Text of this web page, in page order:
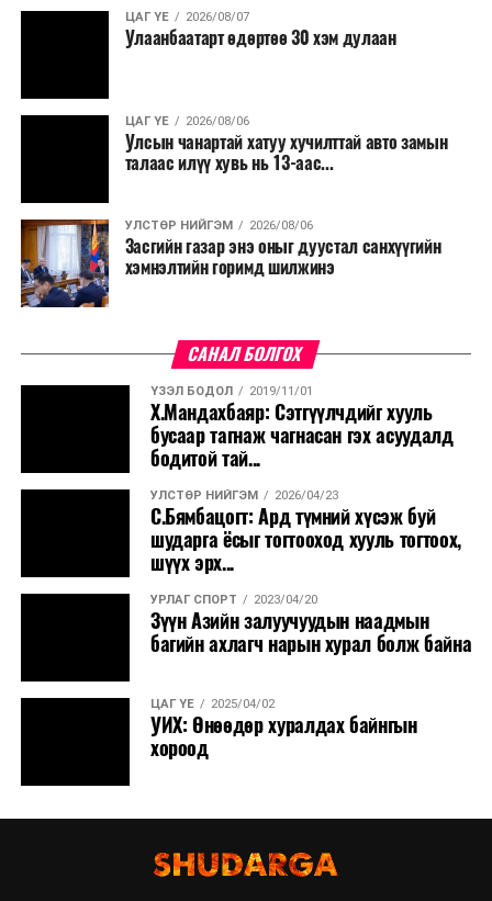
ЦАГ ҮЕ 2026/08/07
Улаанбаатарт өдөртөө 30 хэм дулаан
ЦАГ ҮЕ 2026/08/06
Улсын чанартай хатуу хучилттай авто замын
талаас илүү хувь нь 13-аас...
УЛСТӨР НИЙГЭМ 2026/08/06
Засгийн газар энэ оныг дуустал санхүүгийн
хэмнэлтийн горимд шилжинэ
САНАЛ БОЛГОХ
ҮЗЭЛ БОДОЛ 2019/11/01
Х.Мандахбаяр: Сэтгүүлчдийг хууль
бусаар тагнаж чагнасан гэх асуудалд
бодитой тай...
УЛСТӨР НИЙГЭМ 2026/04/23
С.Бямбацогт: Ард түмний хүсэж буй
шударга ёсыг тогтооход хууль тогтоох,
шүүх эрх...
УРЛАГ СПОРТ 2023/04/20
Зүүн Азийн залуучуудын наадмын
багийн ахлагч нарын хурал болж байна
ЦАГ ҮЕ 2025/04/02
УИХ: Өнөөдөр хуралдах байнгын
хороод